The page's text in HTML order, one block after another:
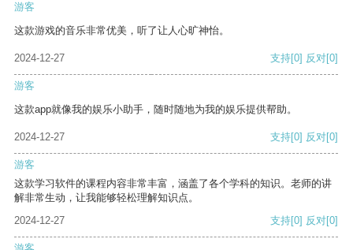
游客
这款游戏的音乐非常优美，听了让人心旷神怡。
2024-12-27 支持[0] 反对[0]
游客
这款app就像我的娱乐小助手，随时随地为我的娱乐提供帮助。
2024-12-27 支持[0] 反对[0]
游客
这款学习软件的课程内容非常丰富，涵盖了各个学科的知识。老师的讲
解非常生动，让我能够轻松理解知识点。
2024-12-27
支持[0] 反对[0]